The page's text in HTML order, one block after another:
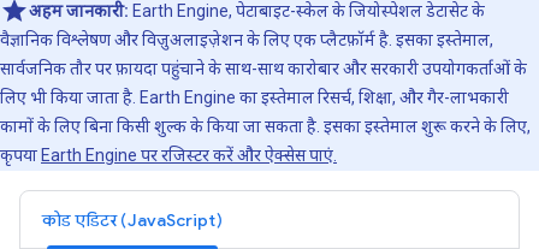
अहम जानकारी: Earth Engine, पेटाबाइट-स्केल के जियोस्पेशल डेटासेट के
वैज्ञानिक विश्लेषण और विज़ुअलाइज़ेशन के लिए एक प्लैटफ़ॉर्म है. इसका इस्तेमाल,
सार्वजनिक तौर पर फ़ायदा पहुंचाने के साथ-साथ कारोबार और सरकारी उपयोगकर्ताओं के
लिए भी किया जाता है. Earth Engine का इस्तेमाल रिसर्च, शिक्षा, और गैर-लाभकारी
कामों के लिए बिना किसी शुल्क के किया जा सकता है. इसका इस्तेमाल शुरू करने के लिए,
कृपया Earth Engine पर रजिस्टर करें और ऐक्सेस पाएं.
कोड एडिटर (JavaScript)